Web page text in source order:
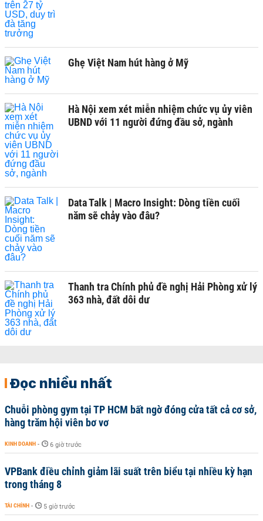
Ghẹ Việt Nam hút hàng ở Mỹ
Hà Nội xem xét miễn nhiệm chức vụ ủy viên
UBND với 11 người đứng đầu sở, ngành
Data Talk | Macro Insight: Dòng tiền cuối
năm sẽ chảy vào đâu?
Thanh tra Chính phủ đề nghị Hải Phòng xử lý
363 nhà, đất dôi dư
Đọc nhiều nhất
Chuỗi phòng gym tại TP HCM bất ngờ đóng cửa tất cả cơ sở,
hàng trăm hội viên bơ vơ
KINH DOANH - 6 giờ trước
VPBank điều chỉnh giảm lãi suất trên biểu tại nhiều kỳ hạn
trong tháng 8
TÀI CHÍNH - 5 giờ trước